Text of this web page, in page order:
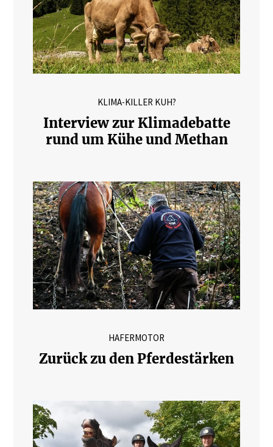
KLIMA-KILLER KUH?
Interview zur Klimadebatte
rund um Kühe und Methan
HAFERMOTOR
Zurück zu den Pferdestärken